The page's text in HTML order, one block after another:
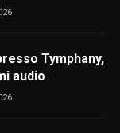
Tymphany,
audio